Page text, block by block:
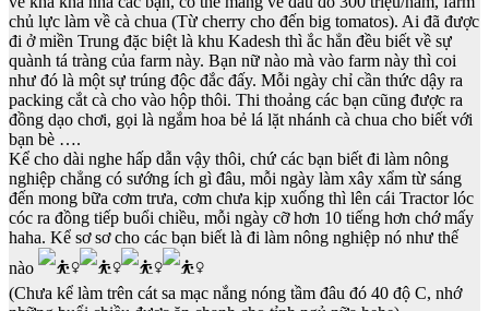
chủ lực làm về cà chua (Từ cherry cho đến big tomatos). Ai đã được
đi ở miền Trung đặc biệt là khu Kadesh thì ắc hẳn đều biết về sự
quành tá tràng của farm này. Bạn nữ nào mà vào farm này thì coi
như đó là một sự trúng độc đắc đấy. Mỗi ngày chỉ cần thức dậy ra
packing cắt cà cho vào hộp thôi. Thi thoảng các bạn cũng được ra
đồng dạo chơi, gọi là ngắm hoa bẻ lá lặt nhánh cà chua cho biết với
bạn bè ….
Kể cho dài nghe hấp dẫn vậy thôi, chứ các bạn biết đi làm nông
nghiệp chẳng có sướng ích gì đâu, mỗi ngày làm xây xẩm từ sáng
đến mong bữa cơm trưa, cơm chưa kịp xuống thì lên cái Tractor lóc
cóc ra đồng tiếp buổi chiều, mỗi ngày cỡ hơn 10 tiếng hơn chớ mấy
haha. Kể sơ sơ cho các bạn biết là đi làm nông nghiệp nó như thế
nào
(Chưa kể làm trên cát sa mạc nắng nóng tầm đâu đó 40 độ C, nhớ